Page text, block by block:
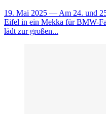
19. Mai 2025 — Am 24. und
Eifel in ein Mekka für BMW-
lädt zur großen...